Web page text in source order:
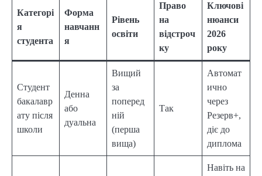
Категорі
я
студента
Форма
навчанн
я
Рівень
освіти
Право
на
відстроч
ку
Ключові
нюанси
2026
року
Студент
бакалавр
ату після
школи
Денна
або
дуальна
Вищий
за
поперед
ній
(перша
вища)
Так
Автомат
ично
через
Резерв+,
діє до
диплома
Навіть на